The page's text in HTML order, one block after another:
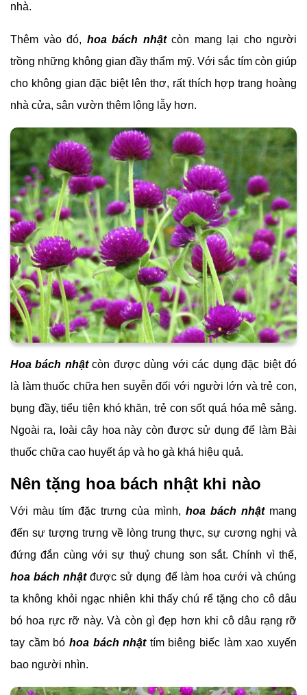
nhà.
Thêm vào đó, hoa bách nhậtcòn mang lại cho người
trồng những không gian đầy thẩm mỹ. Với sắc tím còn giúp
cho không gian đặc biệt lên thơ, rất thích hợp trang hoàng
nhà cửa, sân vườn thêm lộng lẫy hơn.
Hoa bách nhậtcòn được dùng với các dụng đặc biệt đó
là làm thuốc chữa hen suyễn đối với người lớn và trẻ con,
bụng đầy, tiểu tiện khó khăn, trẻ con sốt quá hóa mê sảng.
Ngoài ra, loài cây hoa này còn được sử dụng để làm Bài
thuốc chữa cao huyết áp và ho gà khá hiệu quả.
Nên tặng hoa bách nhật khi nào
Với màu tím đặc trưng của mình, hoa bách nhậtmang
đến sự tượng trưng về lòng trung thực, sự cương nghị và
đứng đắn cùng với sự thuỷ chung son sắt. Chính vì thế,
hoa bách nhậtđược sử dụng để làm hoa cưới và chúng
ta không khỏi ngạc nhiên khi thấy chú rể tặng cho cô dâu
bó hoa rực rỡ này. Và còn gì đẹp hơn khi cô dâu rạng rỡ
tay cầm bó hoa bách nhật tím biêng biếc làm xao xuyến
bao người nhìn.